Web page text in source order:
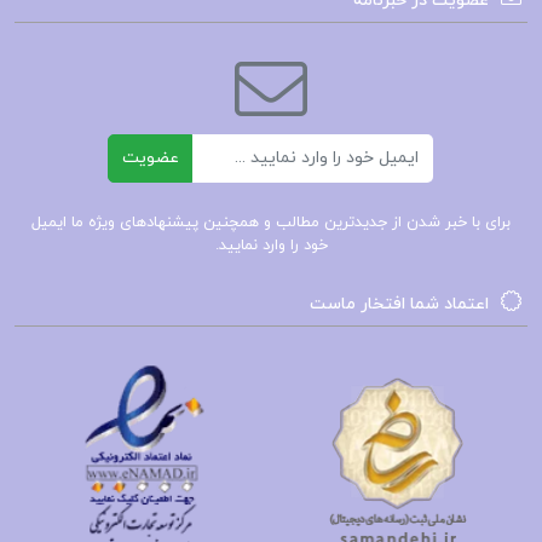
منبع معتبر و جامع شناخته می‌شود که به تحلیل و
بررسی نقش زنان در تاریخ ایران پرداخته و اطلاعات
دقیقی ارائه می‌دهد. الهام‌بخشی زندگی زنان نام‌آور
ایرانی که در این کتاب به تصویر کشیده شده است،
می‌تواند برای بسیاری از زنان الهام‌بخش باشد و به
آن‌ها انگیزه دهد تا با چالش‌ها و دشواری‌های مشابه در
زندگی خود مقابله کنند و به موفقیت دست یابند.
کتاب زنان بنام در تاریخ ایران
قیمت و خرید کتاب زنان بنام در تاریخ ایران
دانلود کتاب زنان بنام در تاریخ ایران دکتر کامیاب
عضویت
برای با خبر شدن از جدیدترین مطالب و همچنین پیشنهادهای ویژه ما ایمیل
خود را وارد نمایید.
اعتماد شما افتخار ماست